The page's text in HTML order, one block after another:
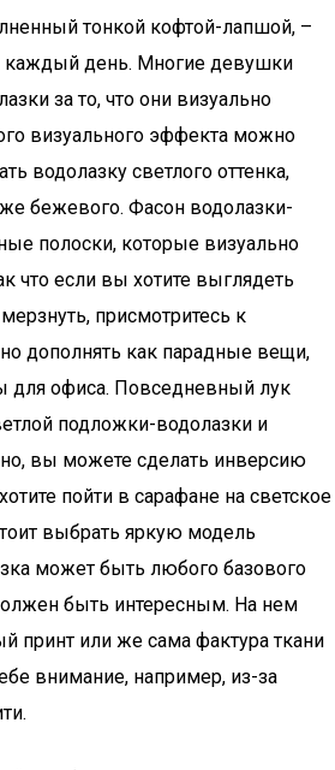
тонкой кофтой-лапшой, –
каждый день. Многие девушки
за то, что они визуально
визуального эффекта можно
водолазку светлого оттенка,
бежевого. Фасон водолазки-
полоски, которые визуально
что если вы хотите выглядеть
присмотритесь к
дополнять как парадные вещи,
для офиса. Повседневный лук
подложки-водолазки и
вы можете сделать инверсию
пойти в сарафане на светское
выбрать яркую модель
может быть любого базового
быть интересным. На нем
принт или же сама фактура ткани
внимание, например, из-за